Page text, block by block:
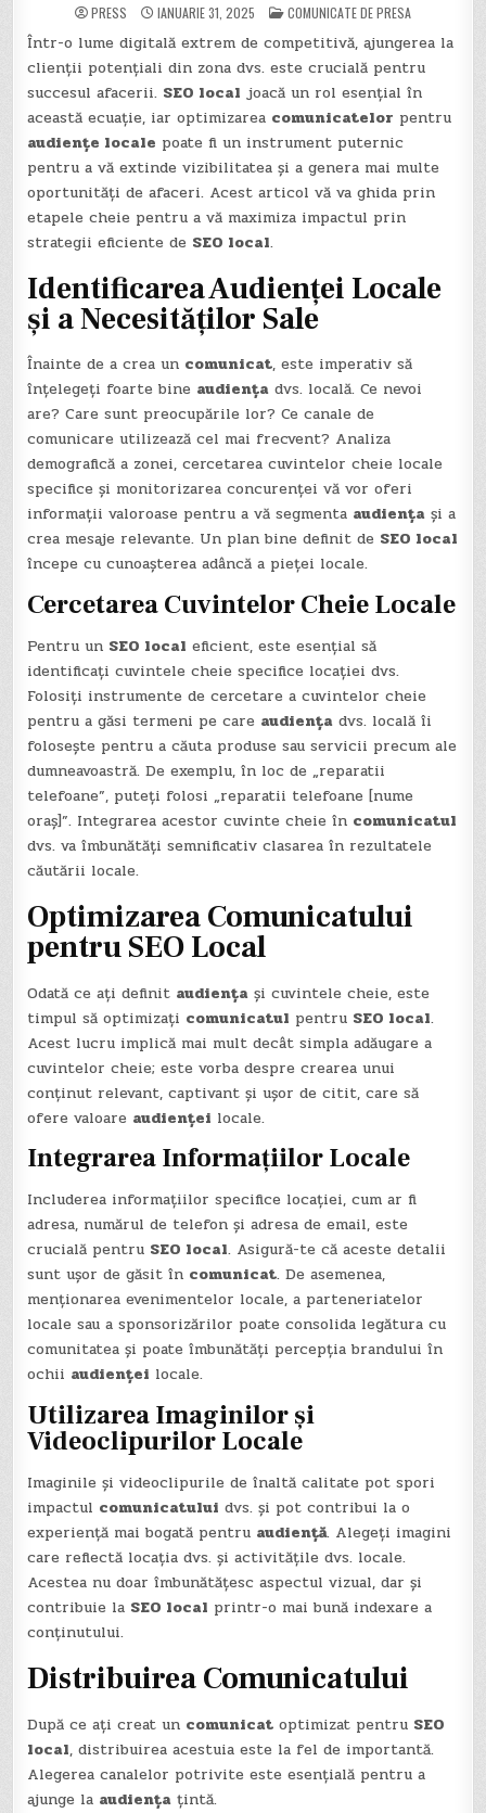
PRESS IANUARIE 31, 2025 POSTED
IN
COMUNICATE DE PRESA
Într-o lume digitală extrem de competitivă, ajungerea la
clienții potențiali din zona dvs. este crucială pentru
succesul afacerii. SEO local joacă un rol esențial în
această ecuație, iar optimizarea comunicatelor pentru
audiențe locale poate fi un instrument puternic
pentru a vă extinde vizibilitatea și a genera mai multe
oportunități de afaceri. Acest articol vă va ghida prin
etapele cheie pentru a vă maximiza impactul prin
strategii eficiente de SEO local.
Identificarea Audienței Locale
și a Necesităților Sale
Înainte de a crea un comunicat, este imperativ să
înțelegeți foarte bine audiența dvs. locală. Ce nevoi
are? Care sunt preocupările lor? Ce canale de
comunicare utilizează cel mai frecvent? Analiza
demografică a zonei, cercetarea cuvintelor cheie locale
specifice și monitorizarea concurenței vă vor oferi
informații valoroase pentru a vă segmenta audiența și a
crea mesaje relevante. Un plan bine definit de SEO local
începe cu cunoașterea adâncă a pieței locale.
Cercetarea Cuvintelor Cheie Locale
Pentru un SEO local eficient, este esențial să
identificați cuvintele cheie specifice locației dvs.
Folosiți instrumente de cercetare a cuvintelor cheie
pentru a găsi termeni pe care audiența dvs. locală îi
folosește pentru a căuta produse sau servicii precum ale
dumneavoastră. De exemplu, în loc de „reparatii
telefoane”, puteți folosi „reparatii telefoane [nume
oraș]”. Integrarea acestor cuvinte cheie în comunicatul
dvs. va îmbunătăți semnificativ clasarea în rezultatele
căutării locale.
Optimizarea Comunicatului
pentru SEO Local
Odată ce ați definit audiența și cuvintele cheie, este
timpul să optimizați comunicatul pentru SEO local.
Acest lucru implică mai mult decât simpla adăugare a
cuvintelor cheie; este vorba despre crearea unui
conținut relevant, captivant și ușor de citit, care să
ofere valoare audienței locale.
Integrarea Informațiilor Locale
Includerea informațiilor specifice locației, cum ar fi
adresa, numărul de telefon și adresa de email, este
crucială pentru SEO local. Asigură-te că aceste detalii
sunt ușor de găsit în comunicat. De asemenea,
menționarea evenimentelor locale, a parteneriatelor
locale sau a sponsorizărilor poate consolida legătura cu
comunitatea și poate îmbunătăți percepția brandului în
ochii audienței locale.
Utilizarea Imaginilor și
Videoclipurilor Locale
Imaginile și videoclipurile de înaltă calitate pot spori
impactul comunicatului dvs. și pot contribui la o
experiență mai bogată pentru audiență. Alegeți imagini
care reflectă locația dvs. și activitățile dvs. locale.
Acestea nu doar îmbunătățesc aspectul vizual, dar și
contribuie la SEO local printr-o mai bună indexare a
conținutului.
Distribuirea Comunicatului
După ce ați creat un comunicat optimizat pentru SEO
local, distribuirea acestuia este la fel de importantă.
Alegerea canalelor potrivite este esențială pentru a
ajunge la audiența țintă.